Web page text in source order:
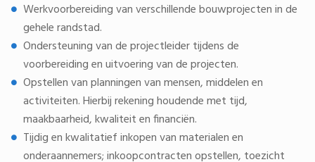
Werkvoorbereiding van verschillende bouwprojecten in de
gehele randstad.
Ondersteuning van de projectleider tijdens de
voorbereiding en uitvoering van de projecten.
Opstellen van planningen van mensen, middelen en
activiteiten. Hierbij rekening houdende met tijd,
maakbaarheid, kwaliteit en financiën.
Tijdig en kwalitatief inkopen van materialen en
onderaannemers; inkoopcontracten opstellen, toezicht